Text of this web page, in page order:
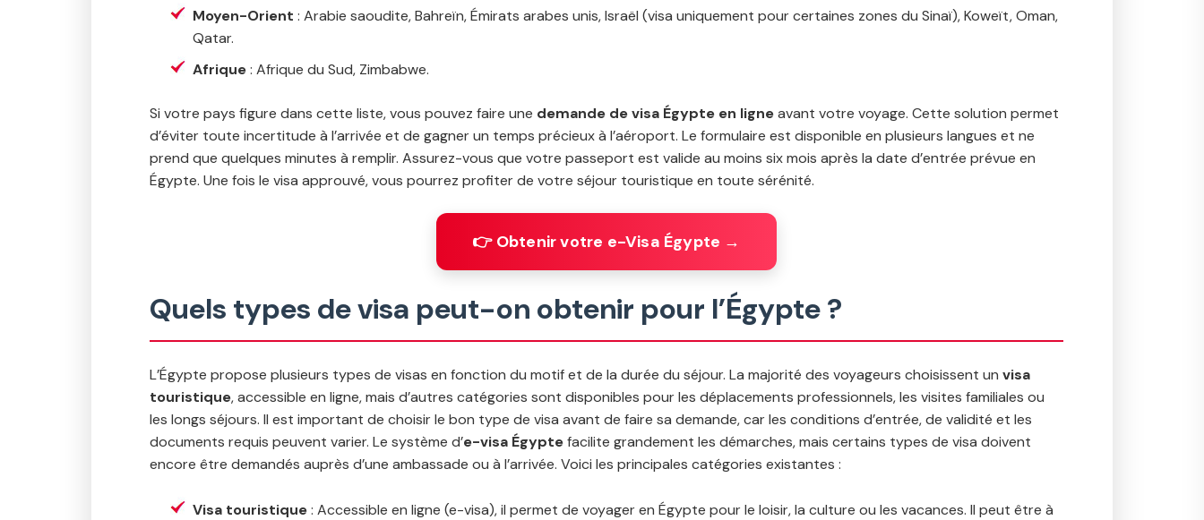
Moyen-Orient : Arabie saoudite, Bahreïn, Émirats arabes unis, Israël (visa uniquement pour certaines zones du Sinaï), Koweït, Oman,
Qatar.
Afrique: Afrique du Sud, Zimbabwe.
Si votre pays figure dans cette liste, vous pouvez faire une demande de visa Égypte en ligneavant votre voyage. Cette solution permet
d’éviter toute incertitude à l’arrivée et de gagner un temps précieux à l’aéroport. Le formulaire est disponible en plusieurs langues et ne
prend que quelques minutes à remplir. Assurez-vous que votre passeport est valide au moins six mois après la date d’entrée prévue en
Égypte. Une fois le visa approuvé, vous pourrez profiter de votre séjour touristique en toute sérénité.
👉 Obtenir votre e-Visa Égypte →
Quels types de visa peut-on obtenir pour l’Égypte ?
L’Égypte propose plusieurs types de visas en fonction du motif et de la durée du séjour. La majorité des voyageurs choisissent un visa
touristique, accessible en ligne, mais d’autres catégories sont disponibles pour les déplacements professionnels, les visites familiales ou
les longs séjours. Il est important de choisir le bon type de visa avant de faire sa demande, car les conditions d’entrée, de validité et les
documents requis peuvent varier. Le système d’e-visa Égyptefacilite grandement les démarches, mais certains types de visa doivent
encore être demandés auprès d’une ambassade ou à l’arrivée. Voici les principales catégories existantes :
Visa touristique: Accessible en ligne (e-visa), il permet de voyager en Égypte pour le loisir, la culture ou les vacances. Il peut être à